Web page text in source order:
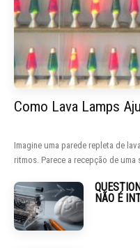
Como Lava Lamps
Imagine uma parede repleta de
ritmos. Parece a recepção de
NÃO É